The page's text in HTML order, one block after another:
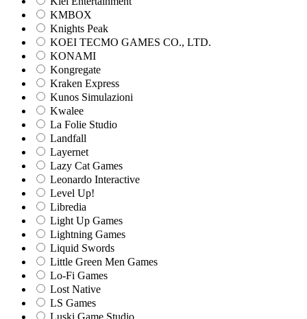
KMBOX
Knights Peak
KOEI TECMO GAMES CO., LTD.
KONAMI
Kongregate
Kraken Express
Kunos Simulazioni
Kwalee
La Folie Studio
Landfall
Layernet
Lazy Cat Games
Leonardo Interactive
Level Up!
Libredia
Light Up Games
Lightning Games
Liquid Swords
Little Green Men Games
Lo-Fi Games
Lost Native
LS Games